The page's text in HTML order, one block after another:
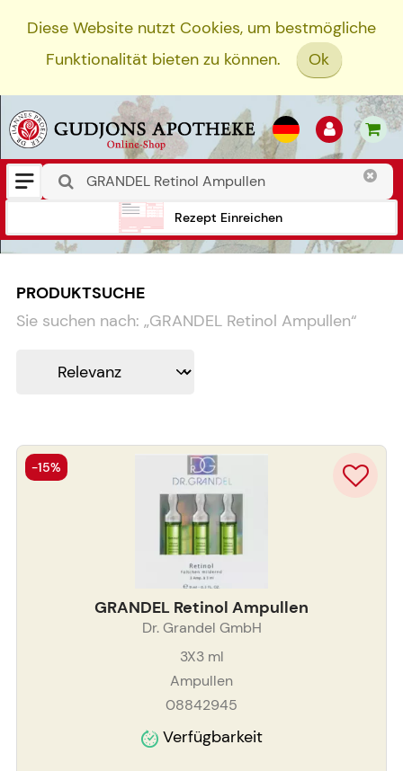
Diese Website nutzt Cookies, um bestmögliche
Funktionalität bieten zu können.
Ok
Rezept Einreichen
PRODUKTSUCHE
Sie suchen nach: „GRANDEL Retinol Ampullen“
GRANDEL Retinol Ampullen
Dr. Grandel GmbH
3X3ml
Ampullen
08842945
Verfügbarkeit
-15%